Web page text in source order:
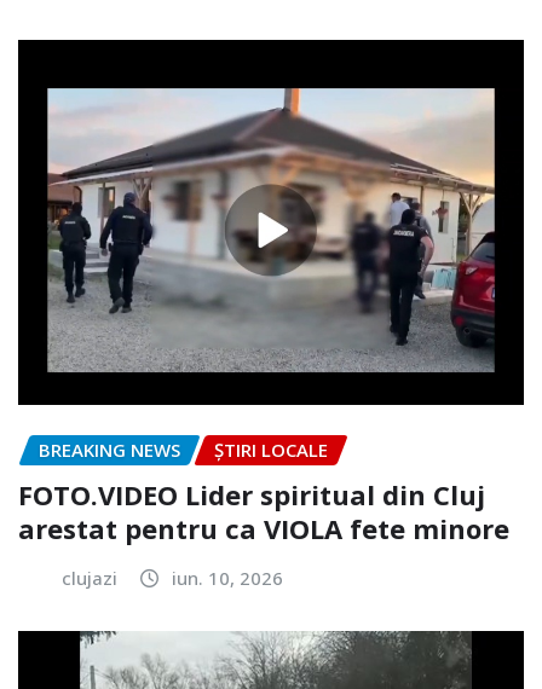
BREAKING NEWS ȘTIRI LOCALE
FOTO.VIDEO Lider spiritual din Cluj
arestat pentru ca VIOLA fete minore
clujazi iun. 10, 2026